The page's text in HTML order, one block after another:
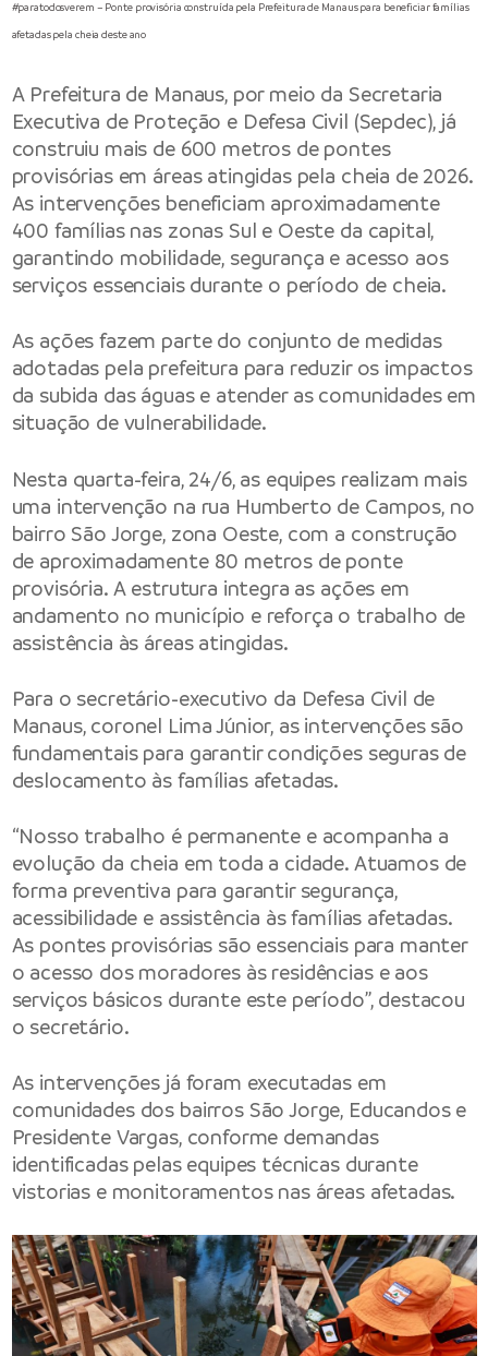
#paratodosverem – Ponte provisória construída pela Prefeitura de Manaus para beneficiar famílias
afetadas pela cheia deste ano
A Prefeitura de Manaus, por meio da Secretaria
Executiva de Proteção e Defesa Civil (Sepdec), já
construiu mais de 600 metros de pontes
provisórias em áreas atingidas pela cheia de 2026.
As intervenções beneficiam aproximadamente
400 famílias nas zonas Sul e Oeste da capital,
garantindo mobilidade, segurança e acesso aos
serviços essenciais durante o período de cheia.
As ações fazem parte do conjunto de medidas
adotadas pela prefeitura para reduzir os impactos
da subida das águas e atender as comunidades em
situação de vulnerabilidade.
Nesta quarta-feira, 24/6, as equipes realizam mais
uma intervenção na rua Humberto de Campos, no
bairro São Jorge, zona Oeste, com a construção
de aproximadamente 80 metros de ponte
provisória. A estrutura integra as ações em
andamento no município e reforça o trabalho de
assistência às áreas atingidas.
Para o secretário-executivo da Defesa Civil de
Manaus, coronel Lima Júnior, as intervenções são
fundamentais para garantir condições seguras de
deslocamento às famílias afetadas.
“Nosso trabalho é permanente e acompanha a
evolução da cheia em toda a cidade. Atuamos de
forma preventiva para garantir segurança,
acessibilidade e assistência às famílias afetadas.
As pontes provisórias são essenciais para manter
o acesso dos moradores às residências e aos
serviços básicos durante este período”, destacou
o secretário.
As intervenções já foram executadas em
comunidades dos bairros São Jorge, Educandos e
Presidente Vargas, conforme demandas
identificadas pelas equipes técnicas durante
vistorias e monitoramentos nas áreas afetadas.